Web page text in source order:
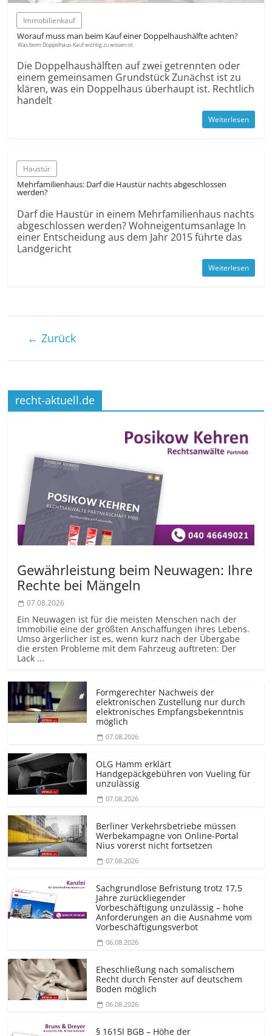
Immobilienkauf
Worauf muss man beim Kauf einer Doppelhaushälfte achten?
Was beim Doppelhaus-Kauf wichtig zu wissen ist
Die Doppelhaushälften auf zwei getrennten oder
einem gemeinsamen Grundstück Zunächst ist zu
klären, was ein Doppelhaus überhaupt ist. Rechtlich
handelt
Weiterlesen
Haustür
Mehr­familien­haus: Darf die Haustür nachts abgeschlossen
werden?
Darf die Haustür in einem Mehr­familien­haus nachts
abgeschlossen werden? Wohn­eigentums­anlage In
einer Entscheidung aus dem Jahr 2015 führte das
Landgericht
Weiterlesen
← Zurück
recht-aktuell.de
Gewährleistung beim Neuwagen: Ihre
Rechte bei Mängeln
07.08.2026
Ein Neuwagen ist für die meisten Menschen nach der
Immobilie eine der größten Anschaffungen ihres Lebens.
Umso ärgerlicher ist es, wenn kurz nach der Übergabe
die ersten Probleme mit dem Fahrzeug auftreten: Der
Lack ...
Formgerechter Nachweis der
elektronischen Zustellung nur durch
elektronisches Empfangsbekenntnis
möglich
07.08.2026
OLG Hamm erklärt
Handgepäckgebühren von Vueling für
unzulässig
07.08.2026
Berliner Verkehrsbetriebe müssen
Werbekampagne von Online-Portal
Nius vorerst nicht fortsetzen
07.08.2026
Sachgrundlose Befristung trotz 17,5
Jahre zurückliegender
Vorbeschäftigung unzulässig – hohe
Anforderungen an die Ausnahme vom
Vorbeschäf­tigungsverbot
06.08.2026
Eheschließung nach somalischem
Recht durch Fenster auf deutschem
Boden möglich
06.08.2026
§ 1615l BGB – Höhe der